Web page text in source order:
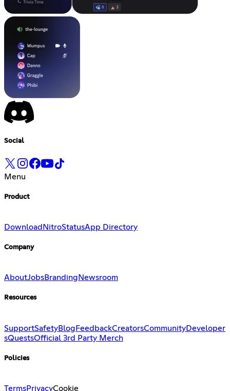
Social
Menu
Product
Download NitroStatusApp Directory
Company
AboutJobsBranding Newsroom
Resources
SupportSafetyBlogFeedbackCreatorsCommunityDeveloper
sQuestsOfficial 3rd Party Merch
Policies
TermsPrivacyCookie